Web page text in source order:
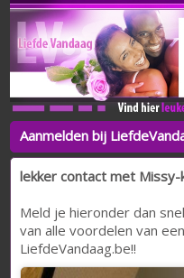
Aanmelden bij
lekker contact met Missy-
Meld je hieronder dan
van alle voordelen van
LiefdeVandaag.be!!